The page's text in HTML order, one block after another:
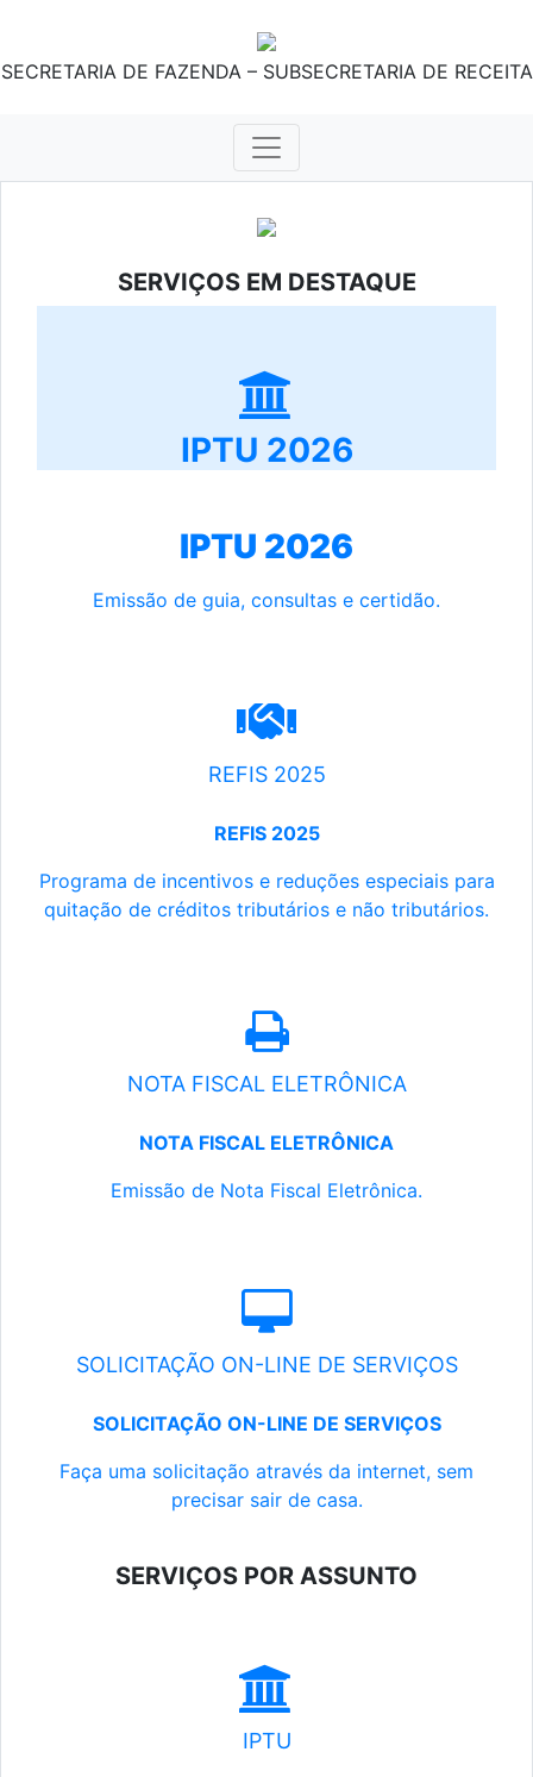
SECRETARIA DE FAZENDA – SUBSECRETARIA DE RECEITA
SERVIÇOS EM DESTAQUE
IPTU 2026
IPTU 2026
Emissão de guia, consultas e certidão.
REFIS 2025
REFIS 2025
Programa de incentivos e reduções especiais para
quitação de créditos tributários e não tributários.
NOTA FISCAL ELETRÔNICA
NOTA FISCAL ELETRÔNICA
Emissão de Nota Fiscal Eletrônica.
SOLICITAÇÃO ON-LINE DE SERVIÇOS
SOLICITAÇÃO ON-LINE DE SERVIÇOS
Faça uma solicitação através da internet, sem
precisar sair de casa.
SERVIÇOS POR ASSUNTO
IPTU